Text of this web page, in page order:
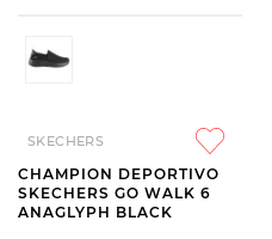
SKECHERS
CHAMPION DEPORTIVO
SKECHERS GO WALK 6
ANAGLYPH BLACK